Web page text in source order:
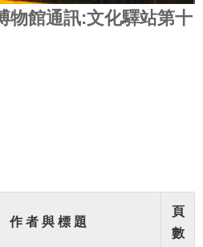
物館通訊:文化驛站第十
作 者 與 標 題
頁
數